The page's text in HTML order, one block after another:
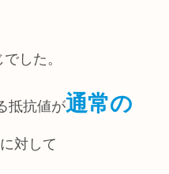
した。
抵抗値が通常の
に対して